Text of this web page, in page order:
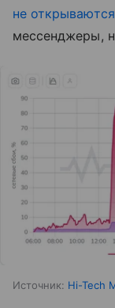
не
мессенджеры,
Источник: Hi-Tech